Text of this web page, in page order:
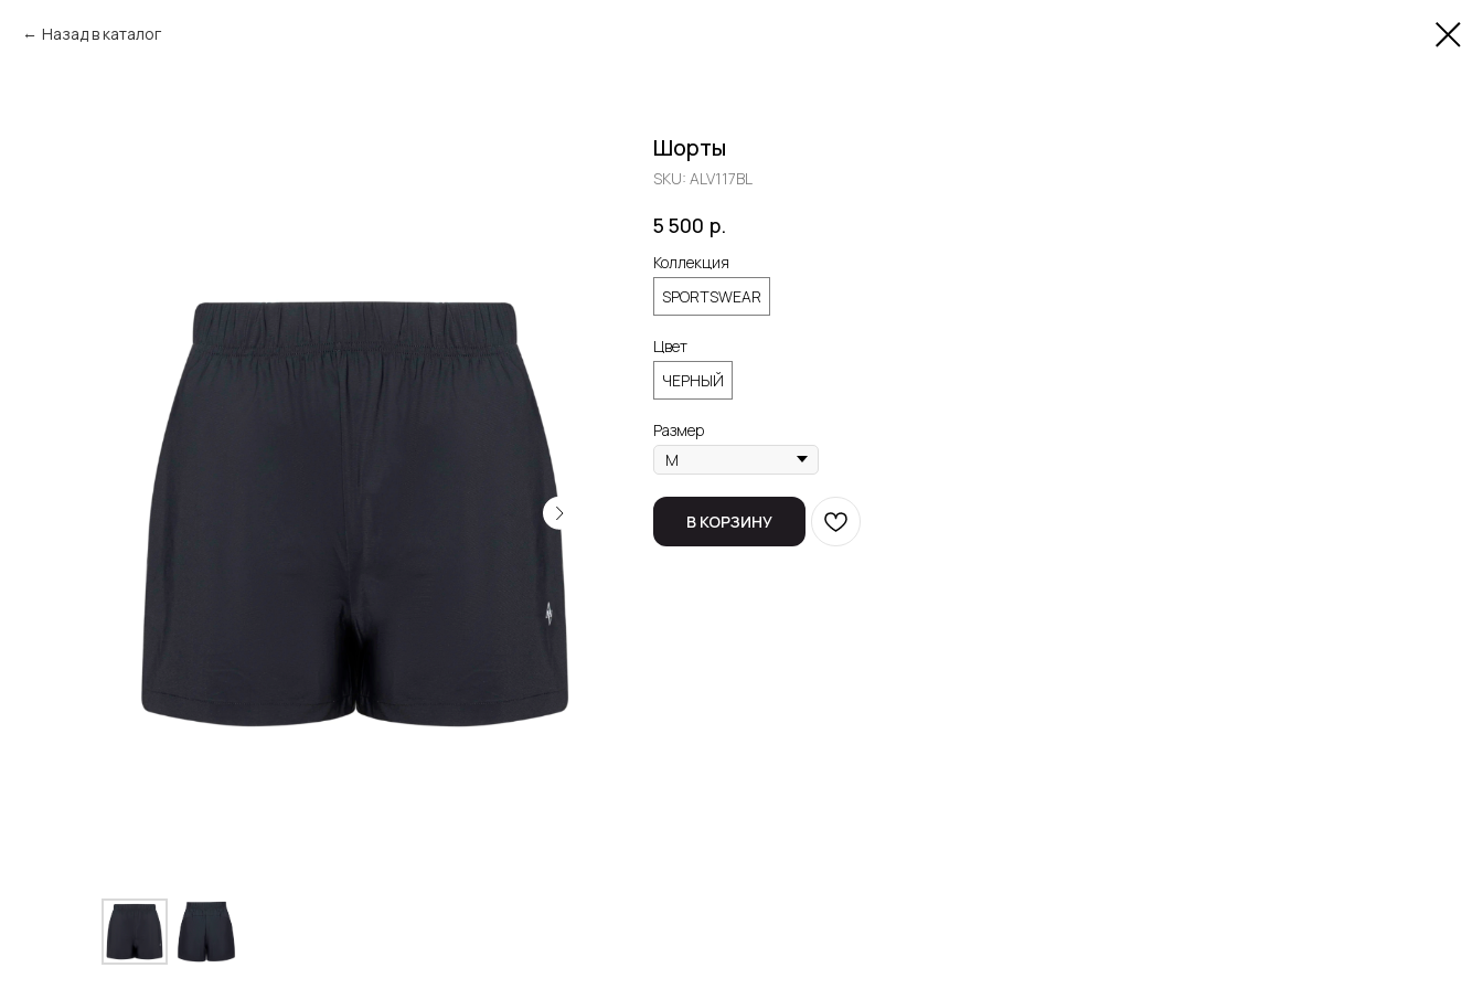
Назад в каталог
Шорты
SKU: ALV117BL
5 500 р.
Коллекция
SPORTSWEAR
Цвет
ЧЕРНЫЙ
Размер
В КОРЗИНУ